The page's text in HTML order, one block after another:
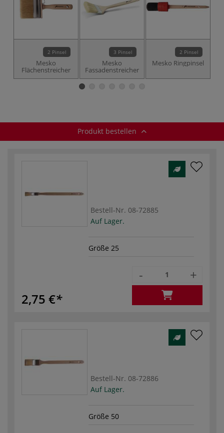
2 Pinsel
Mesko
Flächenstreicher
3 Pinsel
Mesko
Fassadenstreicher
2 Pinsel
Mesko Ringpinsel
Produkt bestellen
Bestell-Nr. 08-72885
Auf Lager.
Größe 25
2,75 €
- +
Bestell-Nr. 08-72886
Auf Lager.
Größe 50